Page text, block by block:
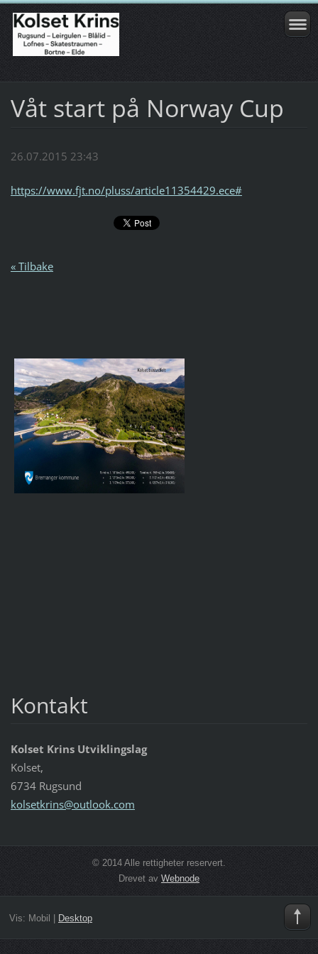
Våt start på Norway Cup
26.07.2015 23:43
https://www.fjt.no/pluss/article11354429.ece#
« Tilbake
Kontakt
Kolset Krins Utviklingslag
Kolset,
6734 Rugsund
kolsetkrins@outlook.com
© 2014 Alle rettigheter reservert.
Drevet av Webnode
Vis: Mobil Desktop